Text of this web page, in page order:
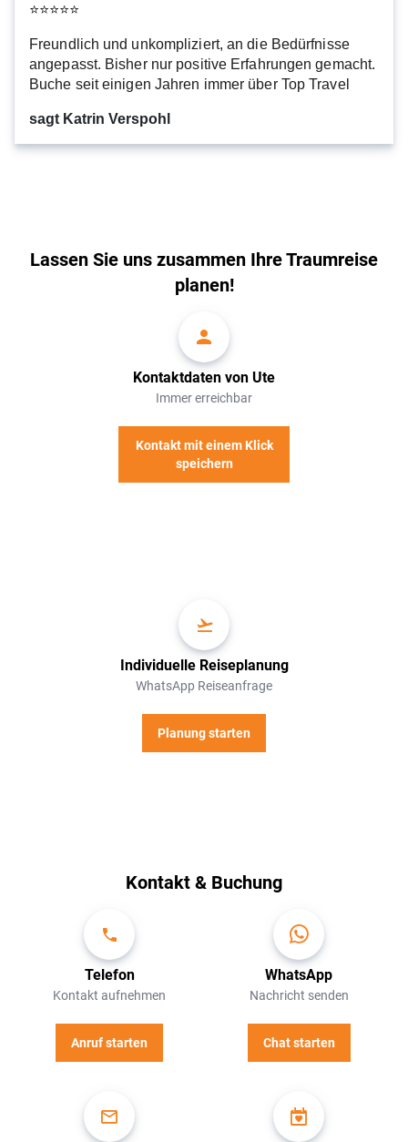
⭐⭐⭐⭐⭐
Freundlich und unkompliziert, an die Bedürfnisse
angepasst. Bisher nur positive Erfahrungen gemacht.
Buche seit einigen Jahren immer über Top Travel
sagt Katrin Verspohl
Lassen Sie uns zusammen Ihre Traumreise
planen!
Kontaktdaten von Ute
Immer erreichbar
Kontakt mit einem Klick
speichern
Individuelle Reiseplanung
WhatsApp Reiseanfrage
Planung starten
Kontakt & Buchung
Telefon
Kontakt aufnehmen
Anruf starten
WhatsApp
Nachricht senden
Chat starten